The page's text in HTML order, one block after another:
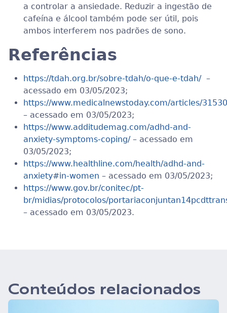
a controlar a ansiedade. Reduzir a ingestão de
cafeína e álcool também pode ser útil, pois
ambos interferem nos padrões de sono.
Referências
https://tdah.org.br/sobre-tdah/o-que-e-tdah/–
acessado em 03/05/2023;
https://www.medicalnewstoday.com/articles/
– acessado em 03/05/2023;
https://www.additudemag.com/adhd-and-
anxiety-symptoms-coping/– acessado em
03/05/2023;
https://www.healthline.com/health/adhd-and-
anxiety#in-women – acessado em 03/05/2023;
https://www.gov.br/conitec/pt-
br/midias/protocolos/
– acessado em 03/05/2023.
Conteúdos relacionados